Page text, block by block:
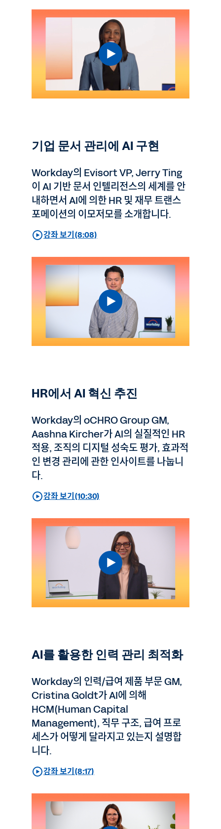
기업 문서 관리에 AI 구현
Workday의 Evisort VP, Jerry Ting
이 AI 기반 문서 인텔리전스의 세계를 안
내하면서 AI에 의한 HR 및 재무 트랜스
포메이션의 이모저모를 소개합니다.
강좌 보기(8:08)
HR에서 AI 혁신 추진
Workday의 oCHRO Group GM,
Aashna Kircher가 AI의 실질적인 HR
적용, 조직의 디지털 성숙도 평가, 효과적
인 변경 관리에 관한 인사이트를 나눕니
다.
강좌 보기(10:30)
AI를 활용한 인력 관리 최적화
Workday의 인력/급여 제품 부문 GM,
Cristina Goldt가 AI에 의해
HCM(Human Capital
Management), 직무 구조, 급여 프로
세스가 어떻게 달라지고 있는지 설명합
니다.
강좌 보기(8:17)